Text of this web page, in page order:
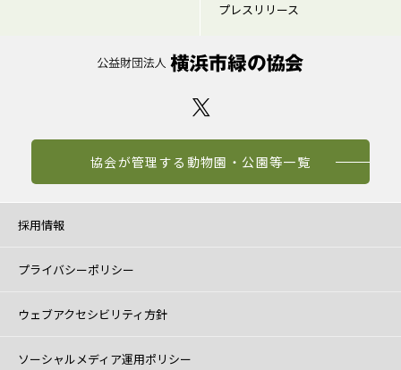
プレスリリース
協会が管理する動物園・公園等一覧
採用情報
プライバシーポリシー
ウェブアクセシビリティ方針
ソーシャルメディア運用ポリシー